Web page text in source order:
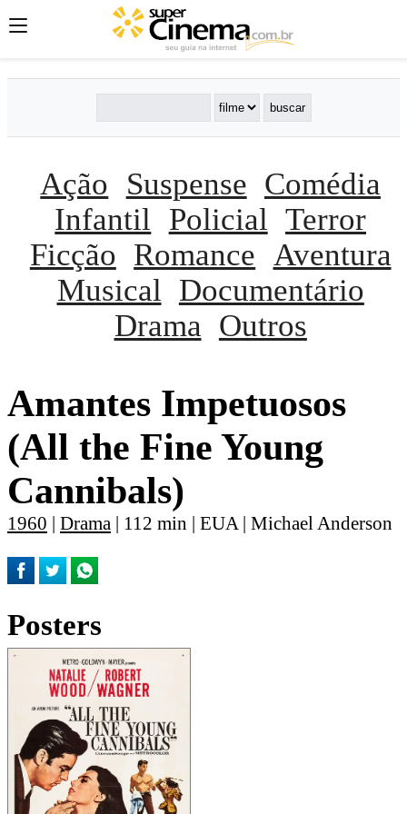
Ação Suspense Comédia
Infantil
Policial Terror
Ficção Romance Aventura
Musical
Documentário
Drama Outros
Amantes Impetuosos
(All the Fine Young
Cannibals)
1960 | Drama | 112 min | EUA | Michael Anderson
Posters